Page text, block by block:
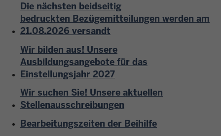
Die nächsten beidseitig
bedruckten Bezügemitteilungen werden am
21.08.2026 versandt
Wir bilden aus! Unsere
Ausbildungsangebote für das
Einstellungsjahr 2027
Wir suchen Sie! Unsere aktuellen
Stellenausschreibungen
Bearbeitungszeiten der Beihilfe